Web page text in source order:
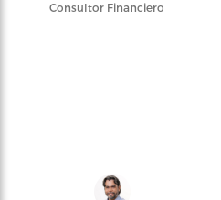
Consultor Financiero